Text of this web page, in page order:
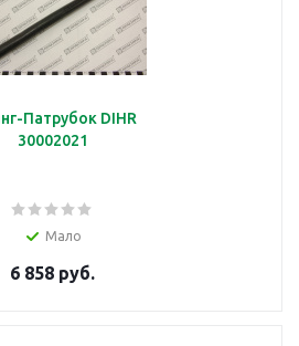
Патрубок DIHR
30002021
Мало
6 858 руб.